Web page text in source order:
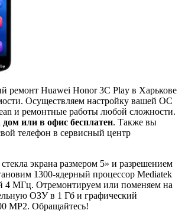
ремонт Huawei Honor 3C Play в Харькове
Осуществляем настройку вашей ОС
и ремонтные работы любой сложности.
или в офис бесплатен. Также вы
телефон в сервисный центр
экрана размером 5» и разрешением
1300-ядерный процессор Mediatek
4 МГц. Отремонтируем или поменяем на
ОЗУ в 1 Гб и графический
MP2. Обращайтесь!